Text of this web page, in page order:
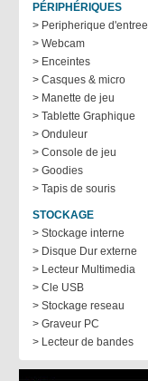
PÉRIPHÉRIQUES
> Peripherique d'entree
> Webcam
> Enceintes
> Casques & micro
> Manette de jeu
> Tablette Graphique
> Onduleur
> Console de jeu
> Goodies
> Tapis de souris
STOCKAGE
> Stockage interne
> Disque Dur externe
> Lecteur Multimedia
> Cle USB
> Stockage reseau
> Graveur PC
> Lecteur de bandes